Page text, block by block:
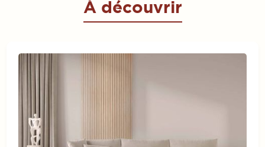
À découvrir